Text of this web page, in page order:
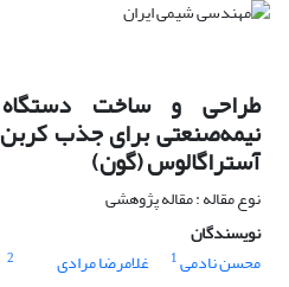
طراحی و ساخت دستگاه
نیمهصنعتی برای جذب کربن
آستراگالوس (گون)
نوع مقاله : مقاله پژوهشی
نویسندگان
محسن نادمی1 غلامرضا مرادی 2